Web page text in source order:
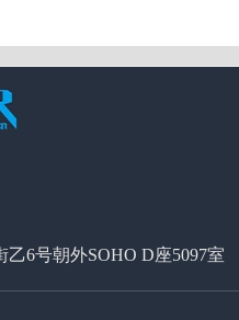
6号朝外SOHO D座5097室